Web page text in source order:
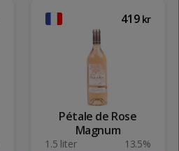
419 kr
Pétale de Rose
Magnum
1.5 liter 13.5%